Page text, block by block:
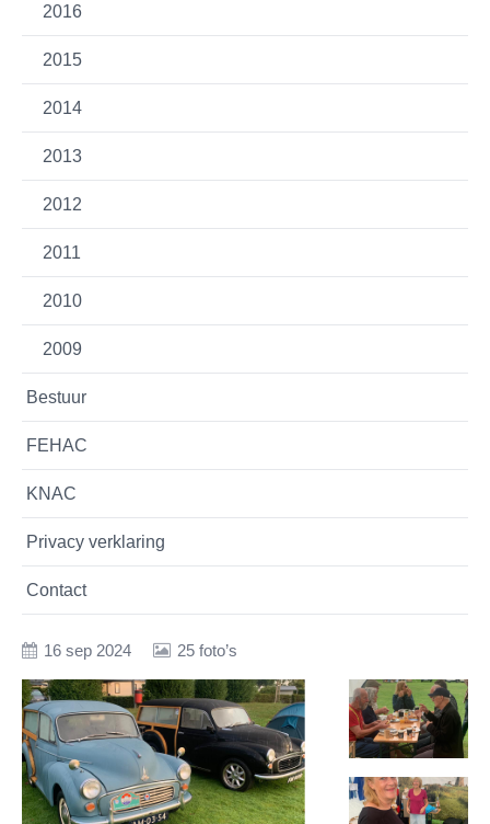
2016
2015
2014
2013
2012
2011
2010
2009
Bestuur
FEHAC
KNAC
Privacy verklaring
Contact
16 sep 2024 25 foto’s